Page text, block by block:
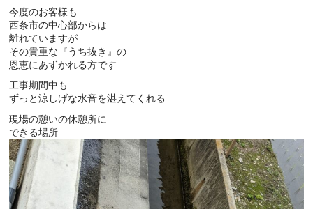
今度のお客様も
西条市の中心部からは
離れていますが
その貴重な『うち抜き』の
恩恵にあずかれる方です
工事期間中も
ずっと涼しげな水音を湛えてくれる
現場の憩いの休憩所に
できる場所